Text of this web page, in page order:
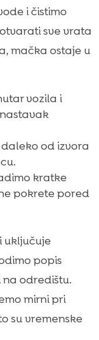
i čistimo
sve vrata
mačka ostaje u
vozila i
od izvora
kratke
pokrete pored
uključuje
popis
odredištu.
mirni pri
su vremenske